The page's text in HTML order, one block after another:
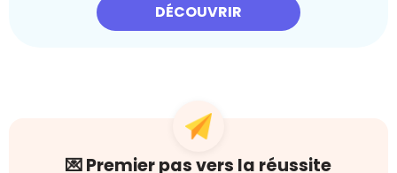
DÉCOUVRIR
💌 Premier pas vers la réussite